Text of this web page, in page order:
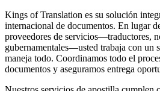
Kings of Translation es su solución
internacional de documentos. En lugar
proveedores de servicios—traductores,
gubernamentales—usted trabaja con un
maneja todo. Coordinamos todo el
documentos y aseguramos entrega